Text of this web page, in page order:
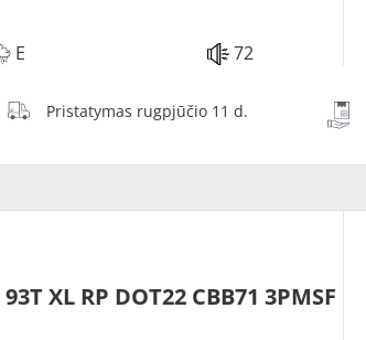
E 72
Pristatymas rugpjūčio 11 d.
XL RP DOT22 CBB71 3PMSF